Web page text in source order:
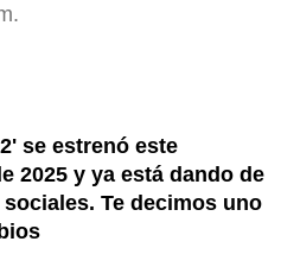
se estrenó este
2025 y ya está dando de
Te decimos uno